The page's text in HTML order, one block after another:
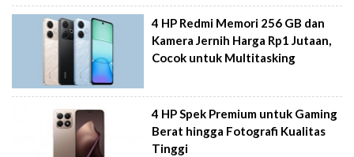
4 HP Redmi Memori 256 GB dan
Kamera Jernih Harga Rp1 Jutaan,
Cocok untuk Multitasking
4 HP Spek Premium untuk Gaming
Berat hingga Fotografi Kualitas
Tinggi